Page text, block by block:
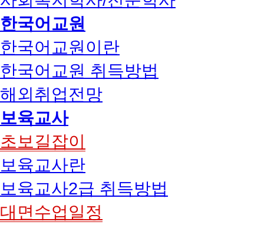
한국어교원
한국어교원이란
한국어교원 취득방법
해외취업전망
보육교사
초보길잡이
보육교사란
보육교사2급 취득방법
대면수업일정